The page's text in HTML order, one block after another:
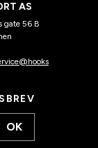
AS
gate 56 B
OK